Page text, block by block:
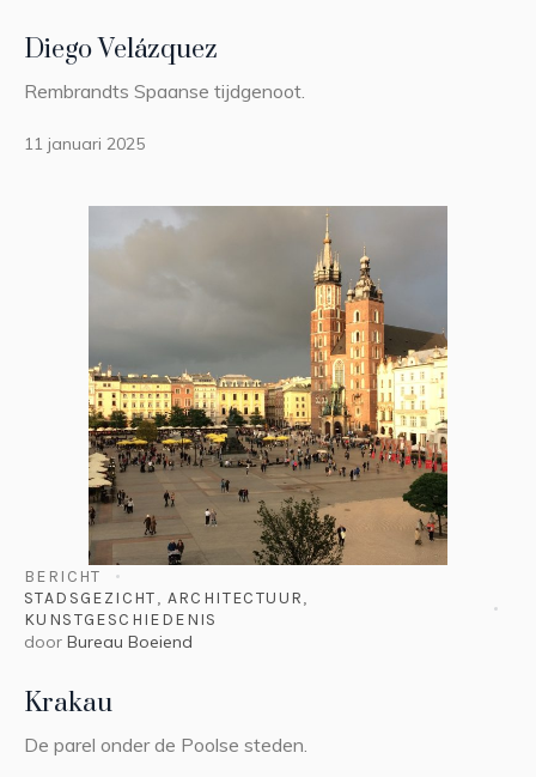
Diego Velázquez
Rembrandts Spaanse tijdgenoot.
11 januari 2025
BERICHT
STADSGEZICHT, ARCHITECTUUR,
KUNSTGESCHIEDENIS
door Bureau Boeiend
Krakau
De parel onder de Poolse steden.